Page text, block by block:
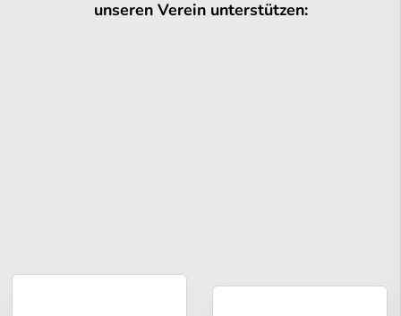
unseren Verein unterstützen: